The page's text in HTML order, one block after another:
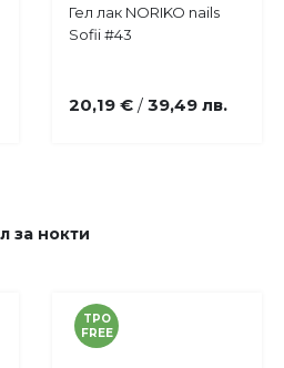
Купи
Гел лак NORIKO nails
Sofii #43
20,19 € / 39,49 лв.
за нокти
TPO
FREE